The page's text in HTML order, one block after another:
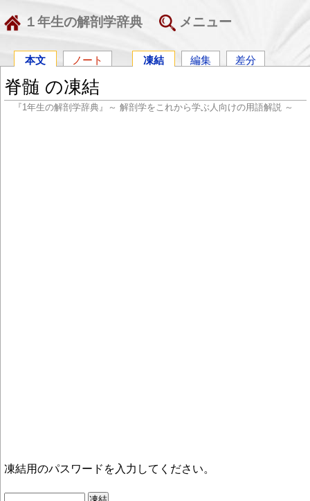
１年生の解剖学辞典 メニュー
本文 ノート 凍結 編集 差分
脊髄 の凍結
『1年生の解剖学辞典』～ 解剖学をこれから学ぶ人向けの用語解説 ～
凍結用のパスワードを入力してください。